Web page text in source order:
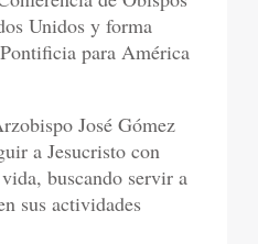
Unidos y forma
para América
José Gómez
a Jesucristo con
buscando servir a
sus actividades